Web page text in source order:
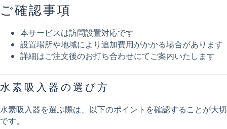
ご確認事項
本サービスは訪問設置対応です
設置場所や地域により追加費用がかかる場合があります
詳細はご注文後のお打ち合わせにてご案内いたします
水素吸入器の選び方
水素吸入器を選ぶ際は、以下のポイントを確認することが大切
です。